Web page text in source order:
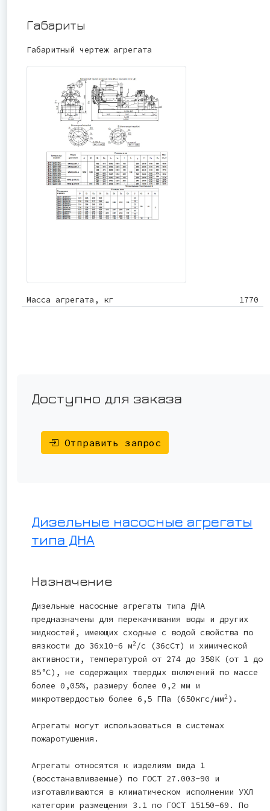
Габариты
Габаритный чертеж агрегата
Масса агрегата, кг 1770
Доступно для заказа
Отправить запрос
Дизельные насосные агрегаты
типа ДНА
Назначение
Дизельные насосные агрегаты типа ДНА
предназначены для перекачивания воды и других
жидкостей, имеющих сходные с водой свойства по
вязкости до 36x10-6 м2/с (36сСт) и химической
активности, температурой от 274 до 358К (от 1 до
85°С), не содержащих твердых включений по массе
более 0,05%, размеру более 0,2 мм и
микротвердостью более 6,5 ГПа (650кгс/мм2).
Агрегаты могут использоваться в системах
пожаротушения.
Агрегаты относятся к изделиям вида 1
(восстанавливаемые) по ГОСТ 27.003-90 и
изготавливаются в климатическом исполнении УХЛ
категории размещения 3.1 по ГОСТ 15150-69. По